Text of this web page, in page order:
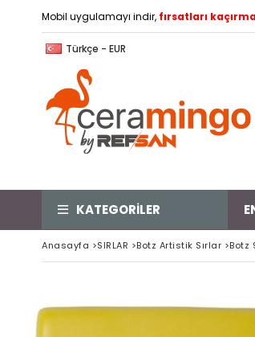
Mobil uygulamayı indir, fırsatları
Türkçe - EUR
KATEGORİLER
Anasayfa >SIRLAR >Botz Artistik Sırlar >Botz